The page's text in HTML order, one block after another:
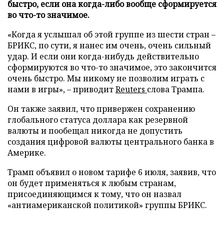
быстро, если она когда-либо вообще сформируется
во что-то значимое.
«Когда я услышал об этой группе из шести стран –
БРИКС, по сути, я нанес им очень, очень сильный
удар. И если они когда-нибудь действительно
сформируются во что-то значимое, это закончится
очень быстро. Мы никому не позволим играть с
нами в игры», – приводитReuters слова Трампа.
Он также заявил, что привержен сохранению
глобального статуса доллара как резервной
валюты и пообещал никогда не допустить
создания цифровой валюты центрального банка в
Америке.
Трамп объявил о новом тарифе 6 июля, заявив, что
он будет применяться к любым странам,
присоединяющимся к тому, что он назвал
«антиамериканской политикой» группы БРИКС.